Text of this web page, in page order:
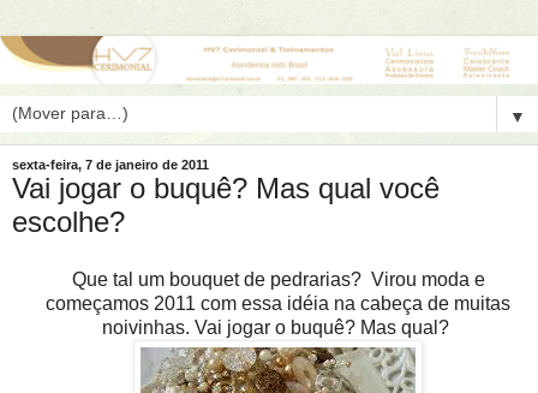
▼
sexta-feira, 7 de janeiro de 2011
Vai jogar o buquê? Mas qual você
escolhe?
Que tal um bouquet de pedrarias? Virou moda e
começamos 2011 com essa idéia na cabeça de muitas
noivinhas. Vai jogar o buquê? Mas qual?